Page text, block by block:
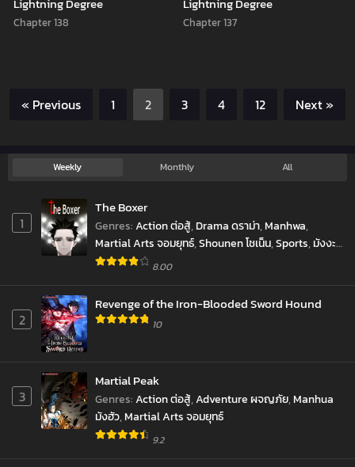
Chapter 138 Chapter 137
« Previous 1 2 3 4 12 Next »
Weekly Monthly All
1
The Boxer
Genres:Action ต่อสู้,Drama ดราม่า,Manhwa,
Martial Arts จอมยุทธ์,Shounen โชเน็น,Sports,มังงะ
เกาหลี,มังฮวา8.00
2
Revenge of the Iron-Blooded Sword Hound
10
3
Martial Peak
Genres:Action ต่อสู้,Adventure ผจญภัย,Manhua
มังฮัว,Martial Arts จอมยุทธ์
9.2